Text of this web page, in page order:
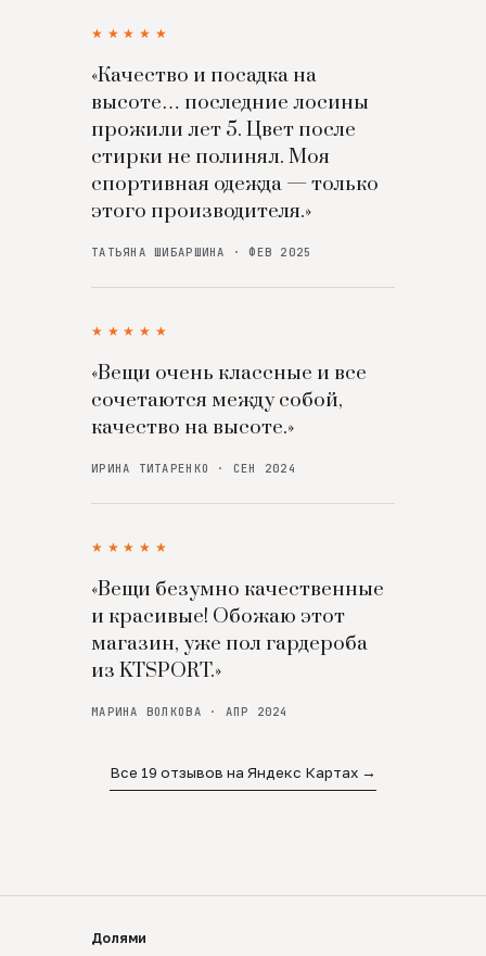
★★★★★
«Качество и посадка на
высоте… последние лосины
прожили лет 5. Цвет после
стирки не полинял. Моя
спортивная одежда — только
этого производителя.»
ТАТЬЯНА ШИБАРШИНА · ФЕВ 2025
★★★★★
«Вещи очень классные и все
сочетаются между собой,
качество на высоте.»
ИРИНА ТИТАРЕНКО · СЕН 2024
★★★★★
«Вещи безумно качественные
и красивые! Обожаю этот
магазин, уже пол гардероба
из KTSPORT.»
МАРИНА ВОЛКОВА · АПР 2024
Все 19 отзывов на Яндекс Картах →
Долями